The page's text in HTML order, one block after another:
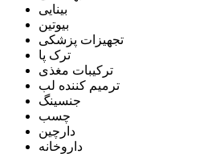
بینایی
بیوتین
تجهیزات پزشکی
ترک پا
ترکیبات مغذی
ترمیم کننده لب
جنسینگ
چسب
دارچین
داروخانه